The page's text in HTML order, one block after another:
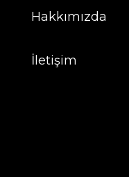
Hakkımızda
İletişim